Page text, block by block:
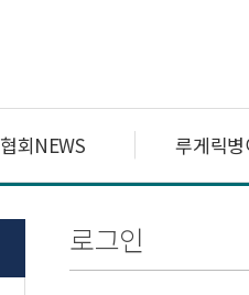
협회NEWS 루게릭
로그인